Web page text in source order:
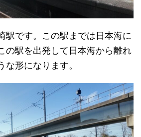
駅です。この駅までは日本海に
の駅を出発して日本海から離れ
な形になります。